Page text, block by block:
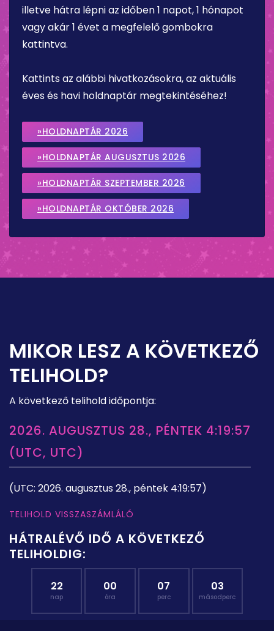
illetve hátra lépni az időben 1 napot, 1 hónapot
vagy akár 1 évet a megfelelő gombokra
kattintva.
Kattints az alábbi hivatkozásokra, az aktuális
éves és havi holdnaptár megtekintéséhez!
»HOLDNAPTÁR 2026
»HOLDNAPTÁR AUGUSZTUS 2026
»HOLDNAPTÁR SZEPTEMBER 2026
»HOLDNAPTÁR OKTÓBER 2026
MIKOR LESZ A KÖVETKEZŐ
TELIHOLD?
A következő telihold időpontja:
2026. AUGUSZTUS 28., PÉNTEK 4:19:57
(UTC, UTC)
(UTC: 2026. augusztus 28., péntek 4:19:57)
TELIHOLD VISSZASZÁMLÁLÓ
HÁTRALÉVŐ IDŐ A KÖVETKEZŐ
TELIHOLDIG:
22
nap
00
óra
07
perc
02
másodperc